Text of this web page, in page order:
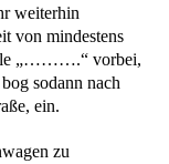
weiterhin
von mindestens
„……….“ vorbei,
sodann nach
ein.
zu